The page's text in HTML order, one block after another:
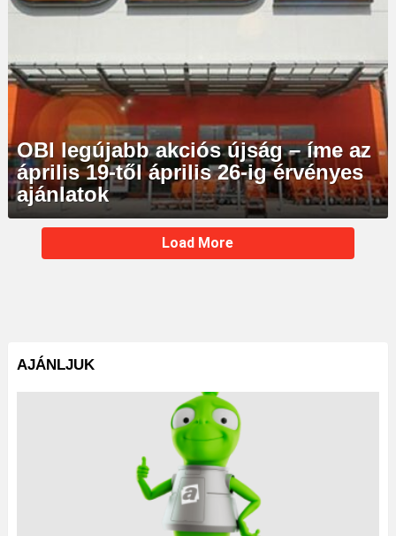
OBI legújabb akciós újság – íme az
április 19-től április 26-ig érvényes
ajánlatok
MORE
STORIES
Load More
AJÁNLJUK